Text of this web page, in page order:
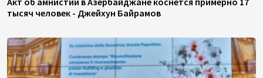
тысяч человек - Джейхун Байрамов